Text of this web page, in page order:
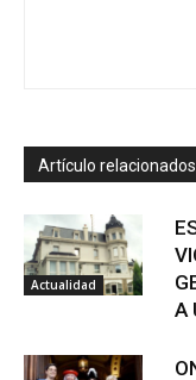
Artículo relacionados
Actualidad
A